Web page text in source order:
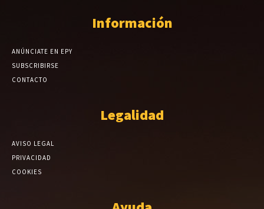
Información
ANÚNCIATE EN EPY
SUBSCRIBIRSE
CONTACTO
Legalidad
AVISO LEGAL
PRIVACIDAD
COOKIES